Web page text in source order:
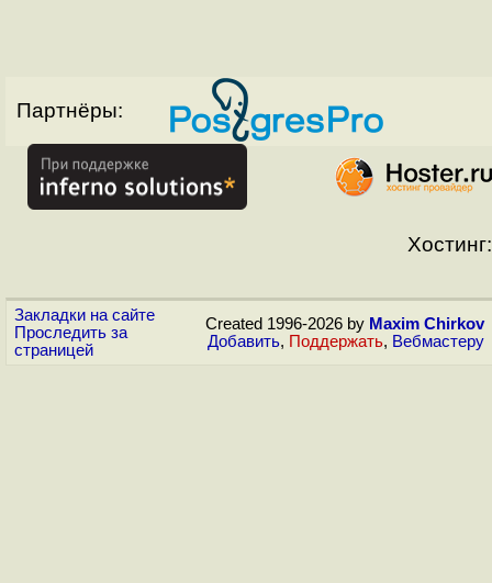
Партнёры:
Хостинг:
Закладки на сайте
Проследить за
страницей
Created 1996-2026 by Maxim Chirkov
Добавить, Поддержать, Вебмастеру